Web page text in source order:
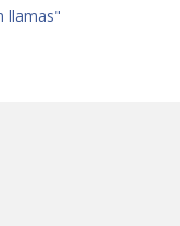
llamas"